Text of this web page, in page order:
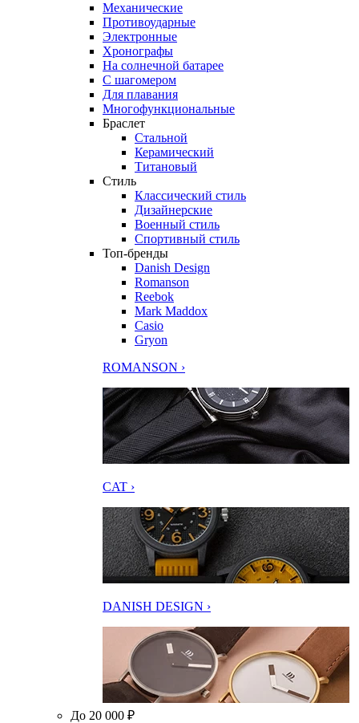
Механические
Противоударные
Электронные
Хронографы
На солнечной батарее
С шагомером
Для плавания
Многофункциональные
Браслет
Стальной
Керамический
Титановый
Стиль
Классический стиль
Дизайнерские
Военный стиль
Спортивный стиль
Топ-бренды
Danish Design
Romanson
Reebok
Mark Maddox
Casio
Gryon
ROMANSON ›
CAT ›
DANISH DESIGN ›
До 20 000 ₽